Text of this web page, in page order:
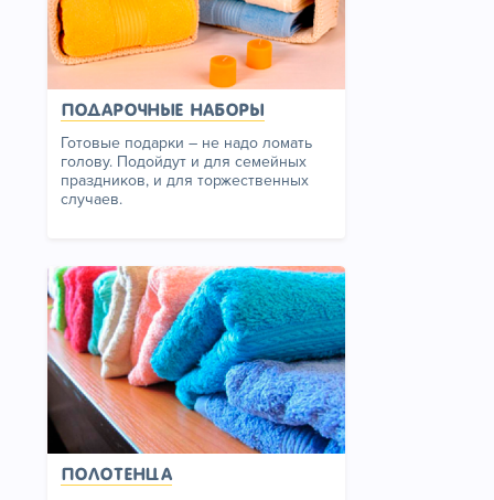
Подарочные наборы
Готовые подарки – не надо ломать
голову. Подойдут и для семейных
праздников, и для торжественных
случаев.
Полотенца